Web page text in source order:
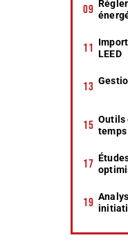
LEED
Outils
temps